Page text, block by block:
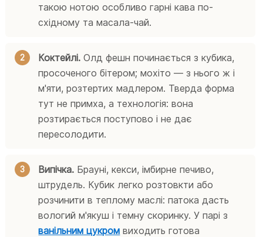
такою нотою особливо гарні кава по-
східному та масала-чай.
Коктейлі. Олд фешн починається з кубика,
просоченого бітером; мохіто — з нього ж і
м'яти, розтертих мадлером. Тверда форма
тут не примха, а технологія: вона
розтирається поступово і не дає
пересолодити.
Випічка. Брауні, кекси, імбирне печиво,
штрудель. Кубик легко розтовкти або
розчинити в теплому маслі: патока дасть
вологий м'якуш і темну скоринку. У парі з
ванільним цукром виходить готова